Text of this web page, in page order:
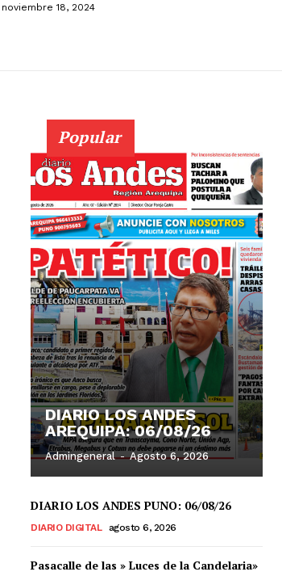
noviembre 18, 2024
Popular
DIARIO LOS ANDES
AREQUIPA: 06/08/26
Admingeneral - Agosto 6, 2026
DIARIO LOS ANDES PUNO: 06/08/26
DIARIO DIGITAL agosto 6, 2026
Pasacalle de las » Luces de la Candelaria»